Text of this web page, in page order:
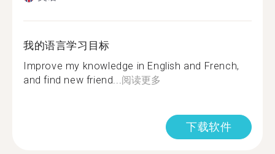
我的语言学习目标
Improve my knowledge in English and French,
and find new friend...阅读更多
下载软件